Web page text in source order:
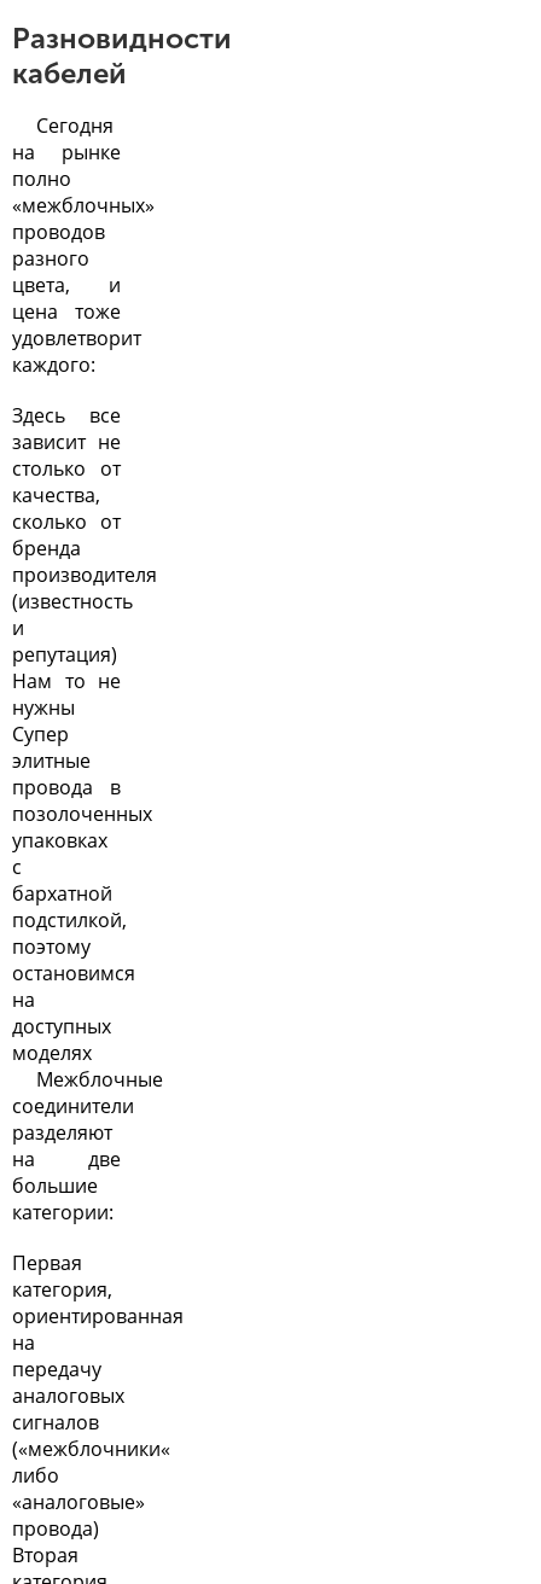
Разновидности
кабелей
Сегодня
на рынке
полно
«межблочных»
проводов
разного
цвета, и
цена тоже
удовлетворит
каждого:
Здесь все
зависит не
столько от
качества,
сколько от
бренда
производителя
(известность
и
репутация)
Нам то не
нужны
Супер
элитные
провода в
позолоченных
упаковках
с
бархатной
подстилкой,
поэтому
остановимся
на
доступных
моделях
Межблочные
соединители
разделяют
на две
большие
категории:
Первая
категория,
ориентированная
на
передачу
аналоговых
сигналов
(«межблочники«
либо
«аналоговые»
провода)
Вторая